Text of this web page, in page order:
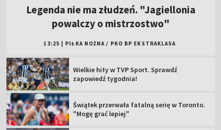
Legenda nie ma złudzeń. "Jagiellonia
powalczy o mistrzostwo"
13:25 PIŁKA NOŻNA / PKO BP EKSTRAKLASA
Wielkie hity w TVP Sport. Sprawdź
zapowiedź tygodnia!
Świątek przerwała fatalną serię w Toronto.
"Mogę grać lepiej"